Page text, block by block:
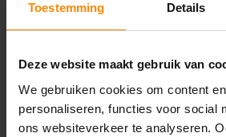
Toestemming Details
Deze website maakt gebruik van
We gebruiken cookies om content
personaliseren, functies voor social
ons websiteverkeer te analyseren.
Montage